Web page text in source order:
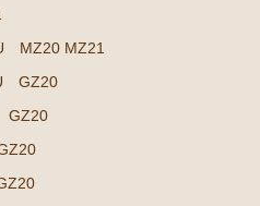
ー GX71 MX71
後期 1986年8月～1988年8
MZ20 MZ21
GZ20
GZ20